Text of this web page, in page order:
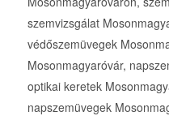
szemvizsgálat
védőszemüvegek
Mosonmagyaróvár,
optikai keretek
napszemüvegek